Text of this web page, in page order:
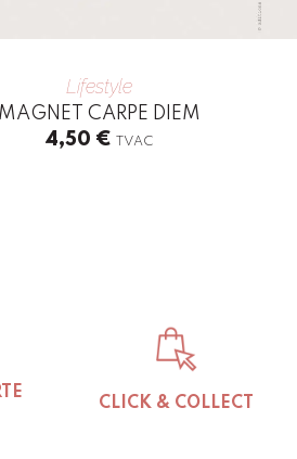
Lifestyle
MAGNET CARPE DIEM
4,50 € TVAC
CLICK & COLLECT